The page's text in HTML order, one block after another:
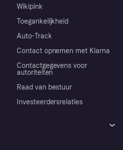
Wikipink
Toegankelijkheid
Auto-Track
Contact opnemen met Klarna
Contactgegevens voor
autoriteiten
Raad van bestuur
Investeerdersrelaties